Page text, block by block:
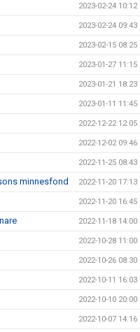
2023-02-24 10:12
2023-02-24 09:43
2023-02-15 08:25
2023-01-27 11:15
2023-01-21 18:23
2023-01-11 11:45
2022-12-22 12:05
2022-12-02 09:46
2022-11-25 08:43
minnesfond 2022-11-20 17:13
2022-11-20 16:45
2022-11-18 14:00
2022-10-28 11:00
2022-10-26 08:30
2022-10-11 16:03
2022-10-10 20:00
2022-10-07 14:16